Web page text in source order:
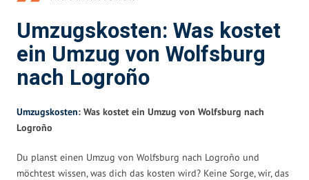
Umzugskosten: Was kostet
ein Umzug von Wolfsburg
nach Logroño
Umzugskosten: Was kostet ein Umzug von Wolfsburg nach
Logroño
Du planst einen Umzug von Wolfsburg nach Logroño und
möchtest wissen, was dich das kosten wird? Keine Sorge, wir, das